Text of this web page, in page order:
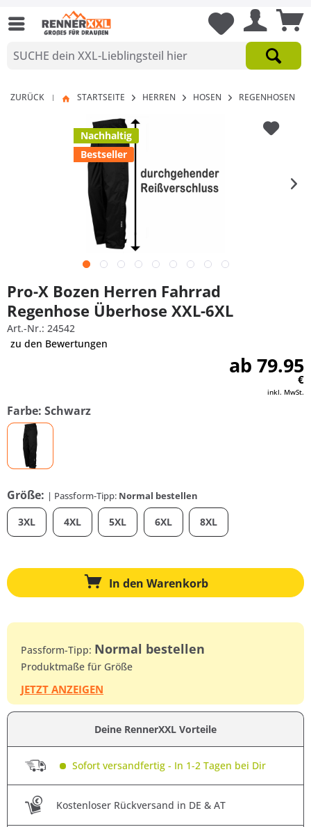
ZURÜCK | STARTSEITE HERREN HOSEN REGENHOSEN
Nachhaltig
Bestseller
Pro-X Bozen Herren Fahrrad
Regenhose Überhose XXL-6XL
Art.-Nr.: 24542
zu den Bewertungen
ab 79.95
€
inkl. MwSt.
Farbe: Schwarz
Größe: | Passform-Tipp: Normal bestellen
3XL 4XL 5XL 6XL 8XL
In den Warenkorb
Passform-Tipp: Normal bestellen
Produktmaße für Größe
JETZT ANZEIGEN
Deine RennerXXL Vorteile
Sofort versandfertig - In 1-2 Tagen bei Dir
Kostenloser Rückversand in DE & AT